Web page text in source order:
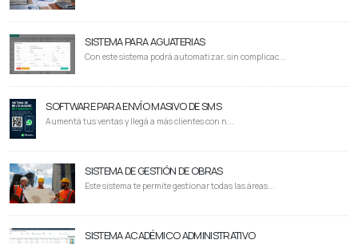
SISTEMA PARA AGUATERIAS
Con este sistema podrá automatizar, sin complicac...
SOFTWARE PARA ENVÍO MASIVO DE SMS
Aumentá tus ventas y llegá a más clientes con n...
SISTEMA DE GESTIÓN DE OBRAS
Este sistema te permite gestionar todas las áreas...
SISTEMA ACADÉMICO ADMINISTRATIVO